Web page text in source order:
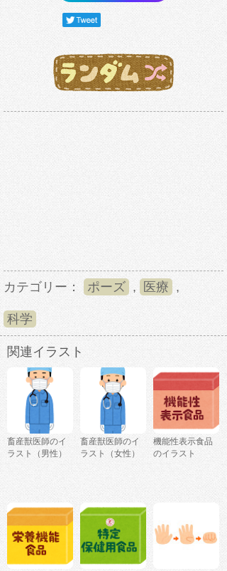
カテゴリー： ポーズ , 医療 ,
科学
関連イラスト
畜産獣医師のイ
ラスト（男性）
畜産獣医師のイ
ラスト（女性）
機能性表示食品
のイラスト